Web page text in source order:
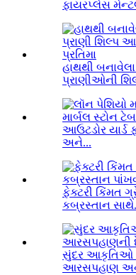
ફાયરપ્લેસ
હાથથી
પ્રાણીઓની
આઉટડોર યાર્ડ
અને...
ફેક્ટરી કિંમત
કબ્રસ્તાન
સુંદર આકૃતિઓ
આરસપહાણ